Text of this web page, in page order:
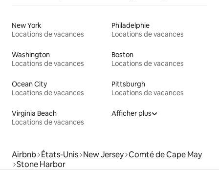
New York
Locations de vacances
Philadelphie
Locations de vacances
Washington
Locations de vacances
Boston
Locations de vacances
Ocean City
Locations de vacances
Pittsburgh
Locations de vacances
Virginia Beach
Locations de vacances
Afficher plus
Airbnb États-Unis New Jersey Comté de Cape May
Stone Harbor